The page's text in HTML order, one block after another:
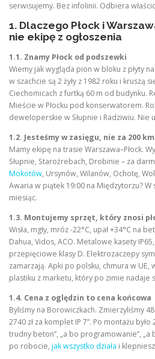
serwisujemy. Bez infolinii. Odbiera
1. Dlaczego Płock i
nie ekipę z ogłoszenia
1.1. Znamy Płock od podszewki
Wiemy jak wygląda pion w bloku z płyty
w szachcie są 2 żyły z 1982 roku i kruszą
Ciechomicach z furtką 60 m od budynku.
Mieście w Płocku pod konserwatorem.
deweloperskie w Słupnie i Radziwiu. Nie
1.2. Jesteśmy w zasięgu, nie za 200 km
Mamy ekipę na trasie Warszawa–Płock.
Słupnie, Staroźrebach, Drobinie – za
Mokotów, Ursynów, Wilanów, Ochotę,
Awaria w piątek 19:00 na Międzytorzu?
miesiąc.
1.3. Montujemy sprzęt, który znosi
Wisła, mgły, mróz -22°C, upał +34°C na
Dahua, Vidos, ACO. Metalowe kasety
przepięciowe klasy D. Elektrozaczepy
zamarzają. Apki po polsku, chmura w UE,
plastiku z marketu, który po zimie nadaje
1.4. Cena z oględzin to cena końcowa
Byliśmy na Borowiczkach. Zmierzyliśmy
2740 zł za komplet IP 7”. Po montażu było
trudny beton”, „a bo programowanie”, „a
po robocie, jak wszystko działa i